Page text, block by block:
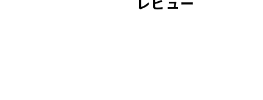
レビュー